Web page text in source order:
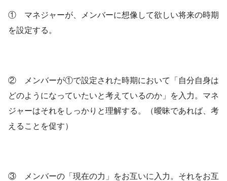
① マネジャーが、メンバーに想像して欲しい将来の時期
を設定する。
② メンバーが①で設定された時期において「自分自身は
どのようになっていたいと考えているのか」を入力。マネ
ジャーはそれをしっかりと理解する。（曖昧であれば、考
えることを促す）
③ メンバーの「現在の力」をお互いに入力。それをお互